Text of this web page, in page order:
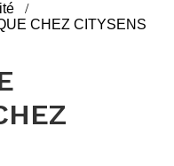
CHEZ CITYSENS